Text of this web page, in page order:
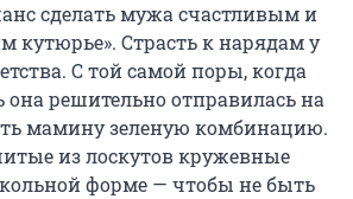
сделать мужа счастливым и
кутюрье». Страсть к нарядам у
С той самой поры, когда
она решительно отправилась на
мамину зеленую комбинацию.
из лоскутов кружевные
форме — чтобы не быть